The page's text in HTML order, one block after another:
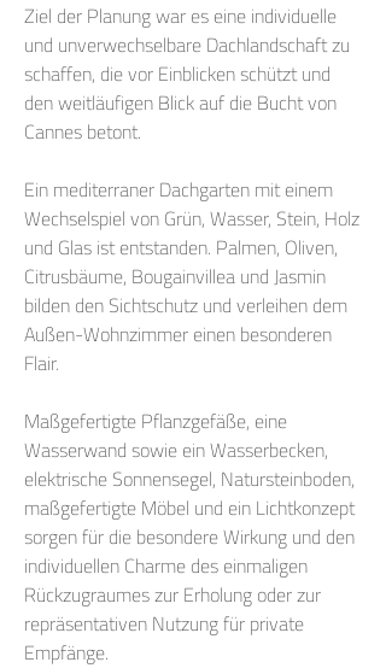
Ziel der Planung war es eine individuelle
und unverwechselbare Dachlandschaft zu
schaffen, die vor Einblicken schützt und
den weitläufigen Blick auf die Bucht von
Cannes betont.
Ein mediterraner Dachgarten mit einem
Wechselspiel von Grün, Wasser, Stein, Holz
und Glas ist entstanden. Palmen, Oliven,
Citrusbäume, Bougainvillea und Jasmin
bilden den Sichtschutz und verleihen dem
Außen-Wohnzimmer einen besonderen
Flair.
Maßgefertigte Pflanzgefäße, eine
Wasserwand sowie ein Wasserbecken,
elektrische Sonnensegel, Natursteinboden,
maßgefertigte Möbel und ein Lichtkonzept
sorgen für die besondere Wirkung und den
individuellen Charme des einmaligen
Rückzugraumes zur Erholung oder zur
repräsentativen Nutzung für private
Empfänge.